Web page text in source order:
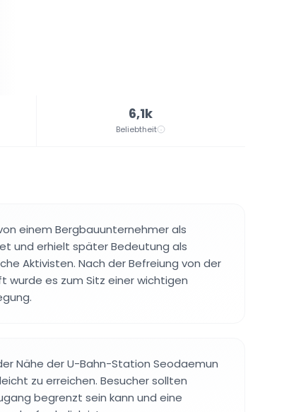
6,1k
Beliebtheit
einem Bergbauunternehmer als
und erhielt später Bedeutung als
Aktivisten. Nach der Befreiung von der
wurde es zum Sitz einer wichtigen
Nähe der U-Bahn-Station Seodaemun
zu erreichen. Besucher sollten
begrenzt sein kann und eine